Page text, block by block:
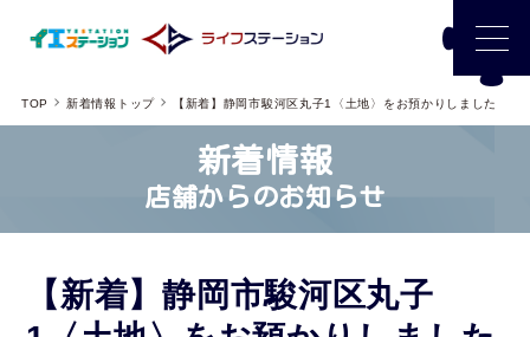
TOP 新着情報トップ 【新着】静岡市駿河区丸子1〈土地〉をお預かりしました
新着情報
店舗からのお知らせ
【新着】静岡市駿河区丸子